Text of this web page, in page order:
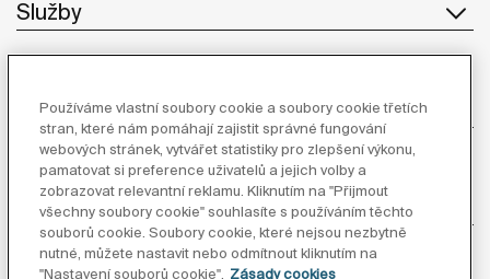
Služby
O Společnosti
Inspirace
Sledujte nás
Používáme vlastní soubory cookie a soubory cookie třetích
stran, které nám pomáhají zajistit správné fungování
webových stránek, vytvářet statistiky pro zlepšení výkonu,
pamatovat si preference uživatelů a jejich volby a
zobrazovat relevantní reklamu. Kliknutím na "Přijmout
všechny soubory cookie" souhlasíte s používáním těchto
souborů cookie. Soubory cookie, které nejsou nezbytně
nutné, můžete nastavit nebo odmítnout kliknutím na
"Nastavení souborů cookie". Zásady cookies